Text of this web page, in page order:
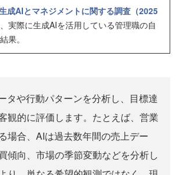
成AIとマネジメントに関する調査（2025
実際に生成AIを活用している管理職の自
果。
タや行動パターンを分析し、目標達
観的に評価します。たとえば、営業
場合、AIは過去数年間の売上デー
傾向、市場の季節変動などを分析し